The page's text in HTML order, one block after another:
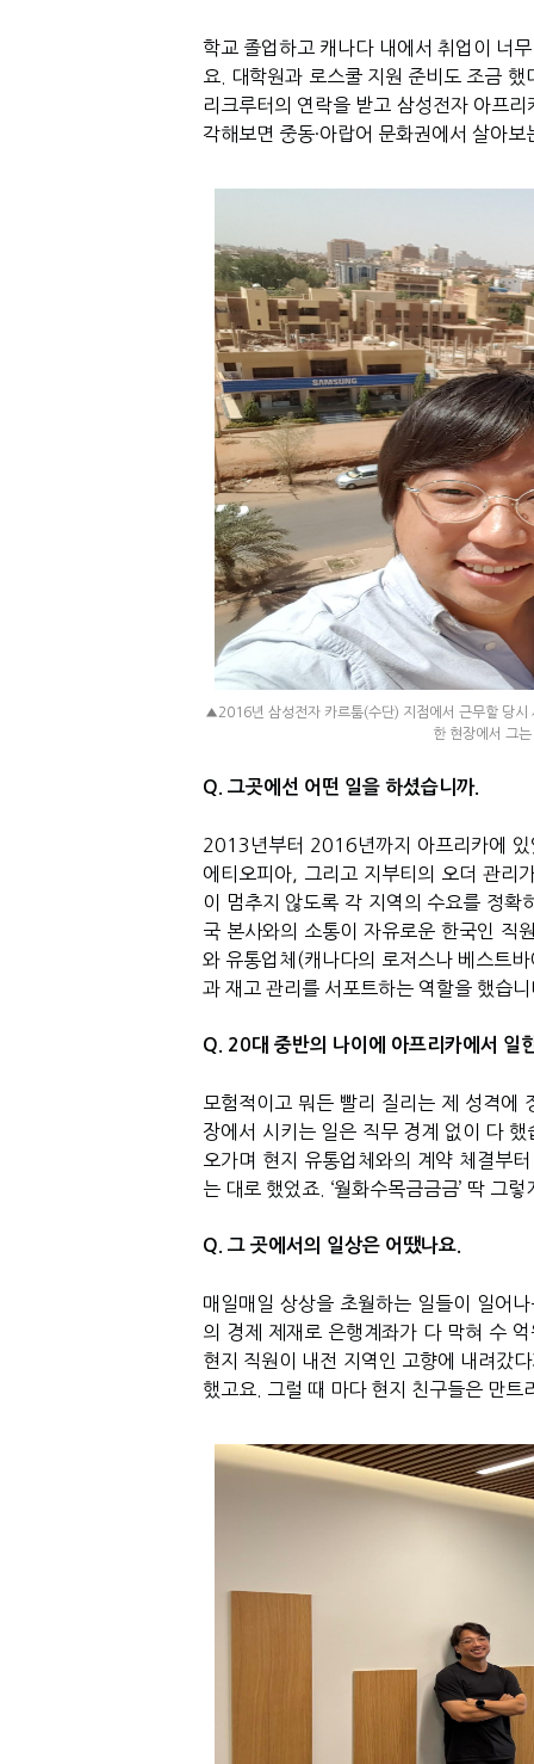
학교 졸업하고 캐나다 내에서 취업이 너
요. 대학원과 로스쿨 지원 준비도 조금
리크루터의 연락을 받고 삼성전자 아프
각해보면 중동·아랍어 문화권에서 살아
▲2016년 삼성전자 카르툼(수단) 지점에서 근무할 당시
한 현장에서 그
Q. 그곳에선 어떤 일을 하셨습니까.
2013년부터 2016년까지 아프리카에 있
에티오피아, 그리고 지부티의 오더 관리
이 멈추지 않도록 각 지역의 수요를 정확
국 본사와의 소통이 자유로운 한국인 직
와 유통업체(캐나다의 로저스나 베스트
과 재고 관리를 서포트하는 역할을 했습
Q. 20대 중반의 나이에 아프리카에서 일
모험적이고 뭐든 빨리 질리는 제 성격에
장에서 시키는 일은 직무 경계 없이 다
오가며 현지 유통업체와의 계약 체결부
는 대로 했었죠. ‘월화수목금금금’ 딱 그
Q. 그 곳에서의 일상은 어땠나요.
매일매일 상상을 초월하는 일들이 일어
의 경제 제재로 은행계좌가 다 막혀 수
현지 직원이 내전 지역인 고향에 내려갔
했고요. 그럴 때 마다 현지 친구들은 만